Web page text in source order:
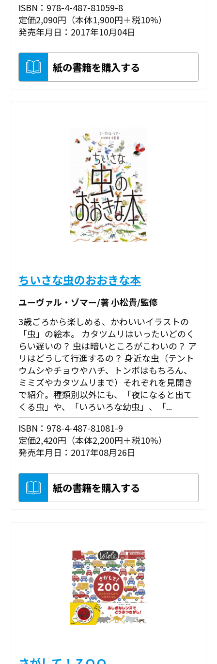
ISBN：978-4-487-81059-8
定価2,090円（本体1,900円＋税10%）
発売年月日：2017年10月04日
紙の書籍を購入する
ちいさな虫のおおきな本
ユーヴァル・ゾマー/著 小松貴/監修
3歳ごろから楽しめる、かわいいイラストの
「虫」の絵本。 カタツムリはいったいどのく
らい遅いの？ 虫は暗いところがこわいの？ ア
リはどうして行進するの？ ――身近な虫（テント
ウムシやチョウやハチ、トンボはもちろん、
ミミズやカタツムリまで）それぞれを見開き
で紹介。種類別以外にも、「夜になると出て
くる虫」や、「いろいろな幼虫」、「...
ISBN：978-4-487-81081-9
定価2,420円（本体2,200円＋税10%）
発売年月日：2017年08月26日
紙の書籍を購入する